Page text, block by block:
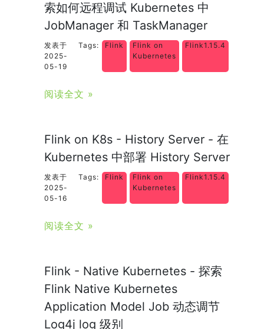
索如何远程调试 Kubernetes 中
JobManager 和 TaskManager
发表于
2025-
05-19
Tags: Flink
Flink on
Kubernetes
Flink1.15.4
阅读全文 »
Flink on K8s - History Server - 在
Kubernetes 中部署 History Server
发表于
2025-
05-16
Tags: Flink
Flink on
Kubernetes
Flink1.15.4
阅读全文 »
Flink - Native Kubernetes - 探索
Flink Native Kubernetes
Application Model Job 动态调节
Log4j log 级别